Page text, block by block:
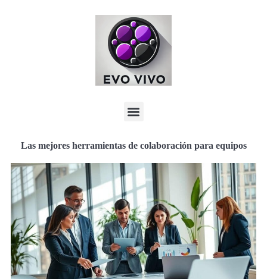
Las mejores herramientas de colaboración para equipos